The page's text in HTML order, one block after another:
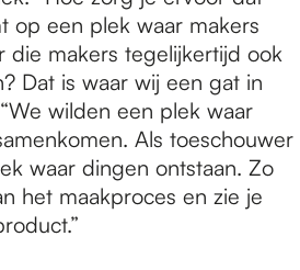
op een plek waar makers
die makers tegelijkertijd ook
Dat is waar wij een gat in
wilden een plek waar
Als toeschouwer
waar dingen ontstaan. Zo
het maakproces en zie je